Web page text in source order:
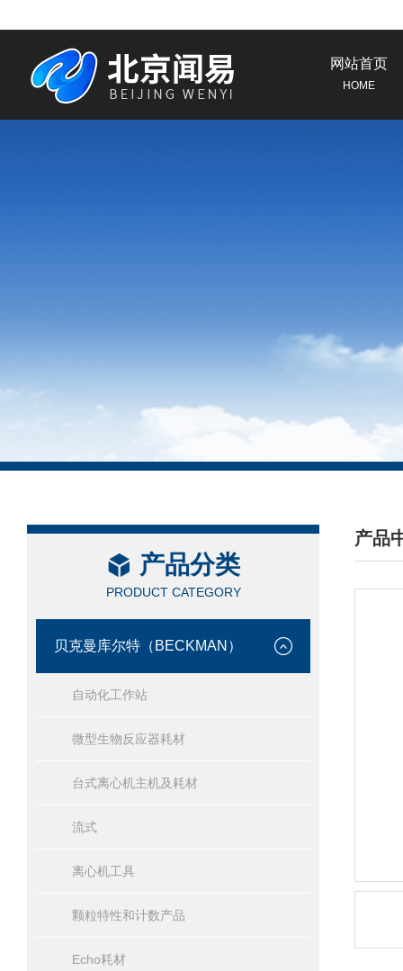
网站首页
HOME
产品分类
PRODUCT CATEGORY
贝克曼库尔特（BECKMAN）
自动化工作站
微型生物反应器耗材
台式离心机主机及耗材
流式
离心机工具
颗粒特性和计数产品
Echo耗材
产品
/